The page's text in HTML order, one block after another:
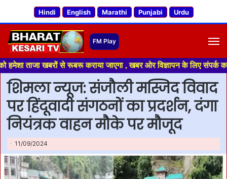
Hindi English Marathi Punjabi Urdu
से रूबरू कराया जाएगा , खबर ओर विज्ञापन के लिए संपर्क करे +91
शिमला न्यूज: संजौली मस्जिद विवाद
पर हिंदूवादी संगठनों का प्रदर्शन, दंगा
नियंत्रक वाहन माैके पर माैजूद
11/09/2024